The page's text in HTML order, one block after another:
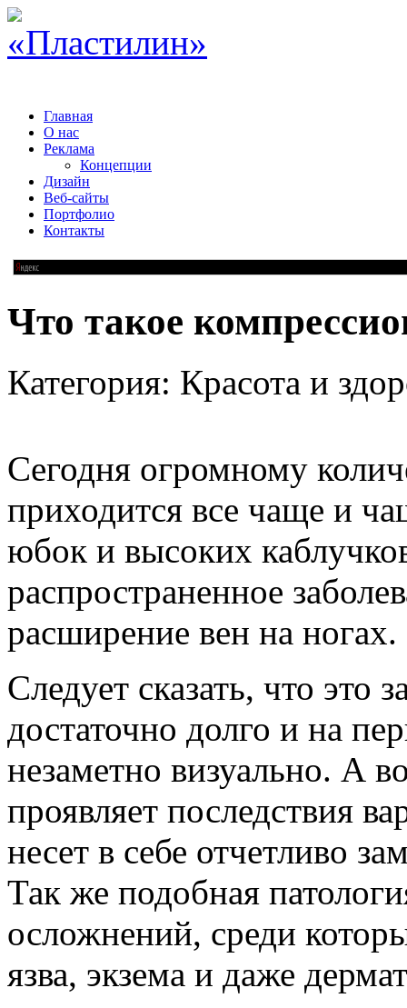
Главная
О нас
Реклама
Концепции
Дизайн
Веб-сайты
Портфолио
Контакты
Что такое
Категория: Красота и
Сегодня огромному
приходится все чаще и
юбок и высоких
распространенное
расширение вен на ногах.
Следует сказать, что это
достаточно долго и на
незаметно визуально. А
проявляет последствия
несет в себе отчетливо
Так же подобная
осложнений, среди
язва, экзема и даже